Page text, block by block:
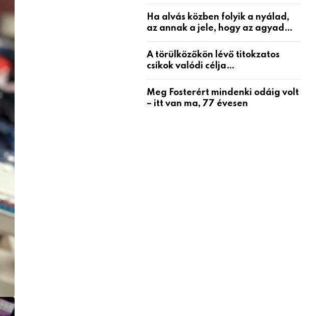
Ha alvás közben folyik a nyálad,
az annak a jele, hogy az agyad…
A törülközőkön lévő titokzatos
csíkok valódi célja…
Meg Fosterért mindenki odáig volt
– itt van ma, 77 évesen